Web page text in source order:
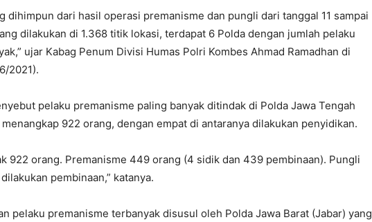
dihimpun dari hasil operasi premanisme dan pungli dari tanggal 11 sampai
dilakukan di 1.368 titik lokasi, terdapat 6 Polda dengan jumlah pelaku
ujar Kabag Penum Divisi Humas Polri Kombes Ahmad Ramadhan di
2021).
pelaku premanisme paling banyak ditindak di Polda Jawa Tengah
922 orang, dengan empat di antaranya dilakukan penyidikan.
922 orang. Premanisme 449 orang (4 sidik dan 439 pembinaan). Pungli
pembinaan,” katanya.
pelaku premanisme terbanyak disusul oleh Polda Jawa Barat (Jabar) yang